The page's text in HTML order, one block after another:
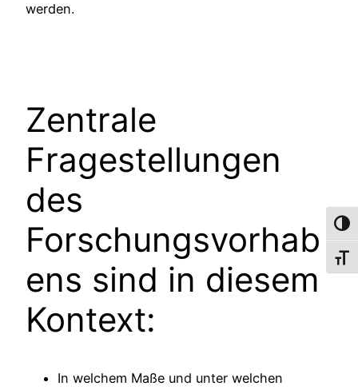
werden.
Zentrale
Fragestellungen
des
Forschungsvorhab
ens sind in diesem
Kontext:
In welchem Maße und unter welchen